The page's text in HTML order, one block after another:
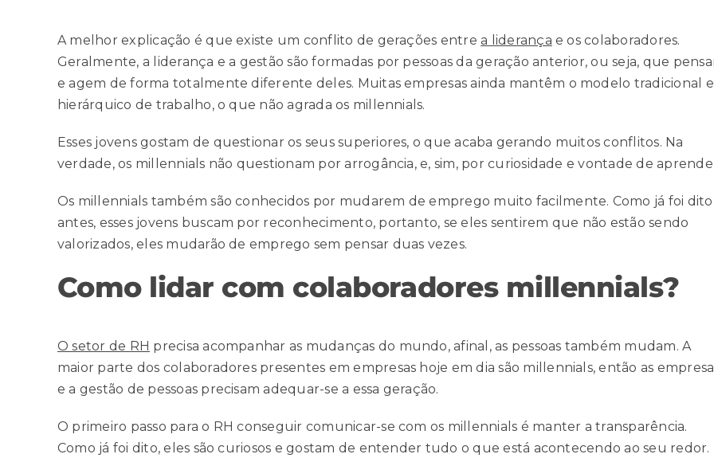
A melhor explicação é que existe um conflito de gerações entrea liderança e os colaboradores.
Geralmente, a liderança e a gestão são formadas por pessoas da geração anterior, ou seja, que
e agem de forma totalmente diferente deles. Muitas empresas ainda mantêm o modelo tradicional e
hierárquico de trabalho, o que não agrada os millennials.
Esses jovens gostam de questionar os seus superiores, o que acaba gerando muitos conflitos. Na
verdade, os millennials não questionam por arrogância, e, sim, por curiosidade e vontade de
Os millennials também são conhecidos por mudarem de emprego muito facilmente. Como já foi dito
antes, esses jovens buscam por reconhecimento, portanto, se eles sentirem que não estão sendo
valorizados, eles mudarão de emprego sem pensar duas vezes.
Como lidar com colaboradores millennials?
O setor de RH precisa acompanhar as mudanças do mundo, afinal, as pessoas também mudam. A
maior parte dos colaboradores presentes em empresas hoje em dia são millennials, então as
e a gestão de pessoas precisam adequar-se a essa geração.
O primeiro passo para o RH conseguir comunicar-se com os millennials é manter a transparência.
Como já foi dito, eles são curiosos e gostam de entender tudo o que está acontecendo ao seu redor.